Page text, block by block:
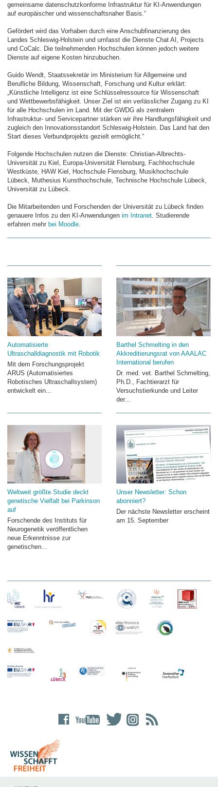
gemeinsame datenschutzkonforme Infrastruktur für KI-Anwendungen
auf europäischer und wissenschaftsnaher Basis.“
Gefördert wird das Vorhaben durch eine Anschubfinanzierung des
Landes Schleswig-Holstein und umfasst die Dienste Chat AI, Projects
und CoCalc. Die teilnehmenden Hochschulen können jedoch weitere
Dienste auf eigene Kosten hinzubuchen.
Guido Wendt, Staatssekretär im Ministerium für Allgemeine und
Berufliche Bildung, Wissenschaft, Forschung und Kultur erklärt:
„Künstliche Intelligenz ist eine Schlüsselressource für Wissenschaft
und Wettbewerbsfähigkeit. Unser Ziel ist ein verlässlicher Zugang zu KI
für alle Hochschulen im Land. Mit der GWDG als zentralem
Infrastruktur- und Servicepartner stärken wir ihre Handlungsfähigkeit und
zugleich den Innovationsstandort Schleswig-Holstein. Das Land hat den
Start dieses Verbundprojekts gezielt ermöglicht.“
Folgende Hochschulen nutzen die Dienste: Christian-Albrechts-
Universität zu Kiel, Europa-Universität Flensburg, Fachhochschule
Westküste, HAW Kiel, Hochschule Flensburg, Musikhochschule
Lübeck, Muthesius Kunsthochschule, Technische Hochschule Lübeck,
Universität zu Lübeck.
Die Mitarbeitenden und Forschenden der Universität zu Lübeck finden
genauere Infos zu den KI-Anwendungen im Intranet. Studierende
erfahren mehr bei Moodle.
Automatisierte
Ultraschalldiagnostik mit Robotik
Mit dem Forschungsprojekt
ARUS (Automatisiertes
Robotisches Ultraschallsystem)
entwickelt ein...
Barthel Schmelting in den
Akkreditierungsrat von AAALAC
International berufen
Dr. med. vet. Barthel Schmelting,
Ph.D., Fachtierarzt für
Versuchstierkunde und Leiter
der...
Weltweit größte Studie deckt
genetische Vielfalt bei Parkinson
auf
Forschende des Instituts für
Neurogenetik veröffentlichen
neue Erkenntnisse zur
genetischen...
Unser Newsletter: Schon
abonniert?
Der nächste Newsletter erscheint
am 15. September